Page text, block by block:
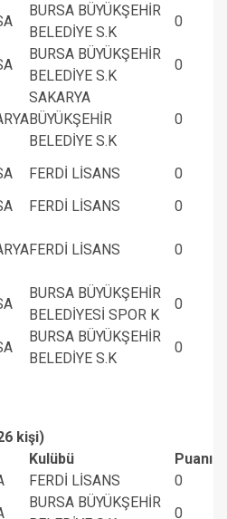
BURSA BÜYÜKŞEHİR
BELEDİYE S.K
0
BURSA BÜYÜKŞEHİR
BELEDİYE S.K
0
SAKARYA
BÜYÜKŞEHİR
BELEDİYE S.K
0
FERDİ LİSANS
0
FERDİ LİSANS 0
FERDİ LİSANS 0
BURSA BÜYÜKŞEHİR
BELEDİYESİ SPOR K
0
BURSA BÜYÜKŞEHİR
BELEDİYE S.K
0
kişi)
Kulübü
Puanı
FERDİ LİSANS
0
BURSA BÜYÜKŞEHİR
0